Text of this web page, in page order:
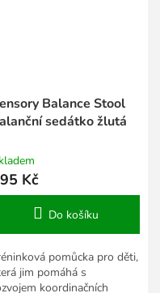
Balance Stool
sedátko žlutá
Kč
Do košíku
pomůcka pro děti,
jim pomáhá s
koordinačních